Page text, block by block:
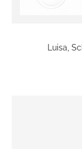
Luisa,